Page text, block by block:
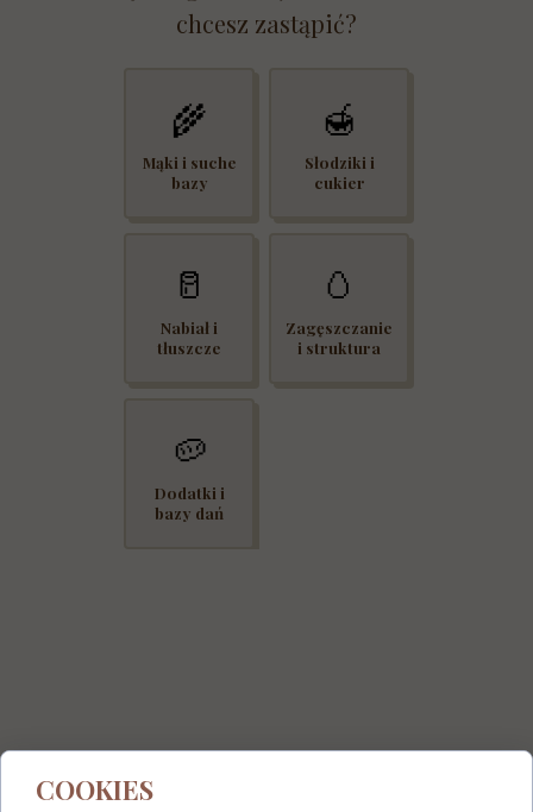
chcesz zastąpić?
🌾
Mąki i suche
bazy
🍯
Słodziki i
cukier
🥛
Nabiał i
tłuszcze
🥚
Zagęszczanie
i struktura
🥔
Dodatki i
bazy dań
COOKIES